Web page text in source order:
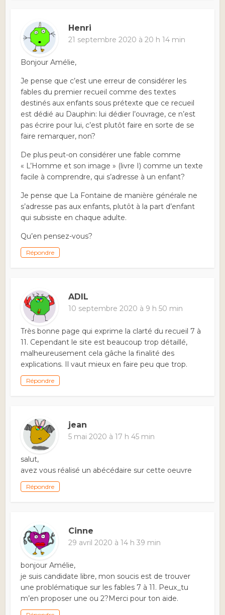
Henri
21 septembre 2020 à 20 h 14 min
Bonjour Amélie,
Je pense que c’est une erreur de considérer les
fables du premier recueil comme des textes
destinés aux enfants sous prétexte que ce recueil
est dédié au Dauphin: lui dédier l’ouvrage, ce n’est
pas écrire pour lui, c’est plutôt faire en sorte de se
faire remarquer, non?
De plus peut-on considérer une fable comme
« L’Homme et son image » (livre I) comme un texte
facile à comprendre, qui s’adresse à un enfant?
Je pense que La Fontaine de manière générale ne
s’adresse pas aux enfants, plutôt à la part d’enfant
qui subsiste en chaque adulte.
Qu’en pensez-vous?
Répondre
ADIL
10 septembre 2020 à 9 h 50 min
Très bonne page qui exprime la clarté du recueil 7 à
11. Cependant le site est beaucoup trop détaillé,
malheureusement cela gâche la finalité des
explications. Il vaut mieux en faire peu que trop.
Répondre
jean
5 mai 2020 à 17 h 45 min
salut,
avez vous réalisé un abécédaire sur cette oeuvre
Répondre
Cinne
29 avril 2020 à 14 h 39 min
bonjour Amélie,
je suis candidate libre, mon soucis est de trouver
une problématique sur les fables 7 à 11. Peux_tu
m’en proposer une ou 2?Merci pour ton aide.